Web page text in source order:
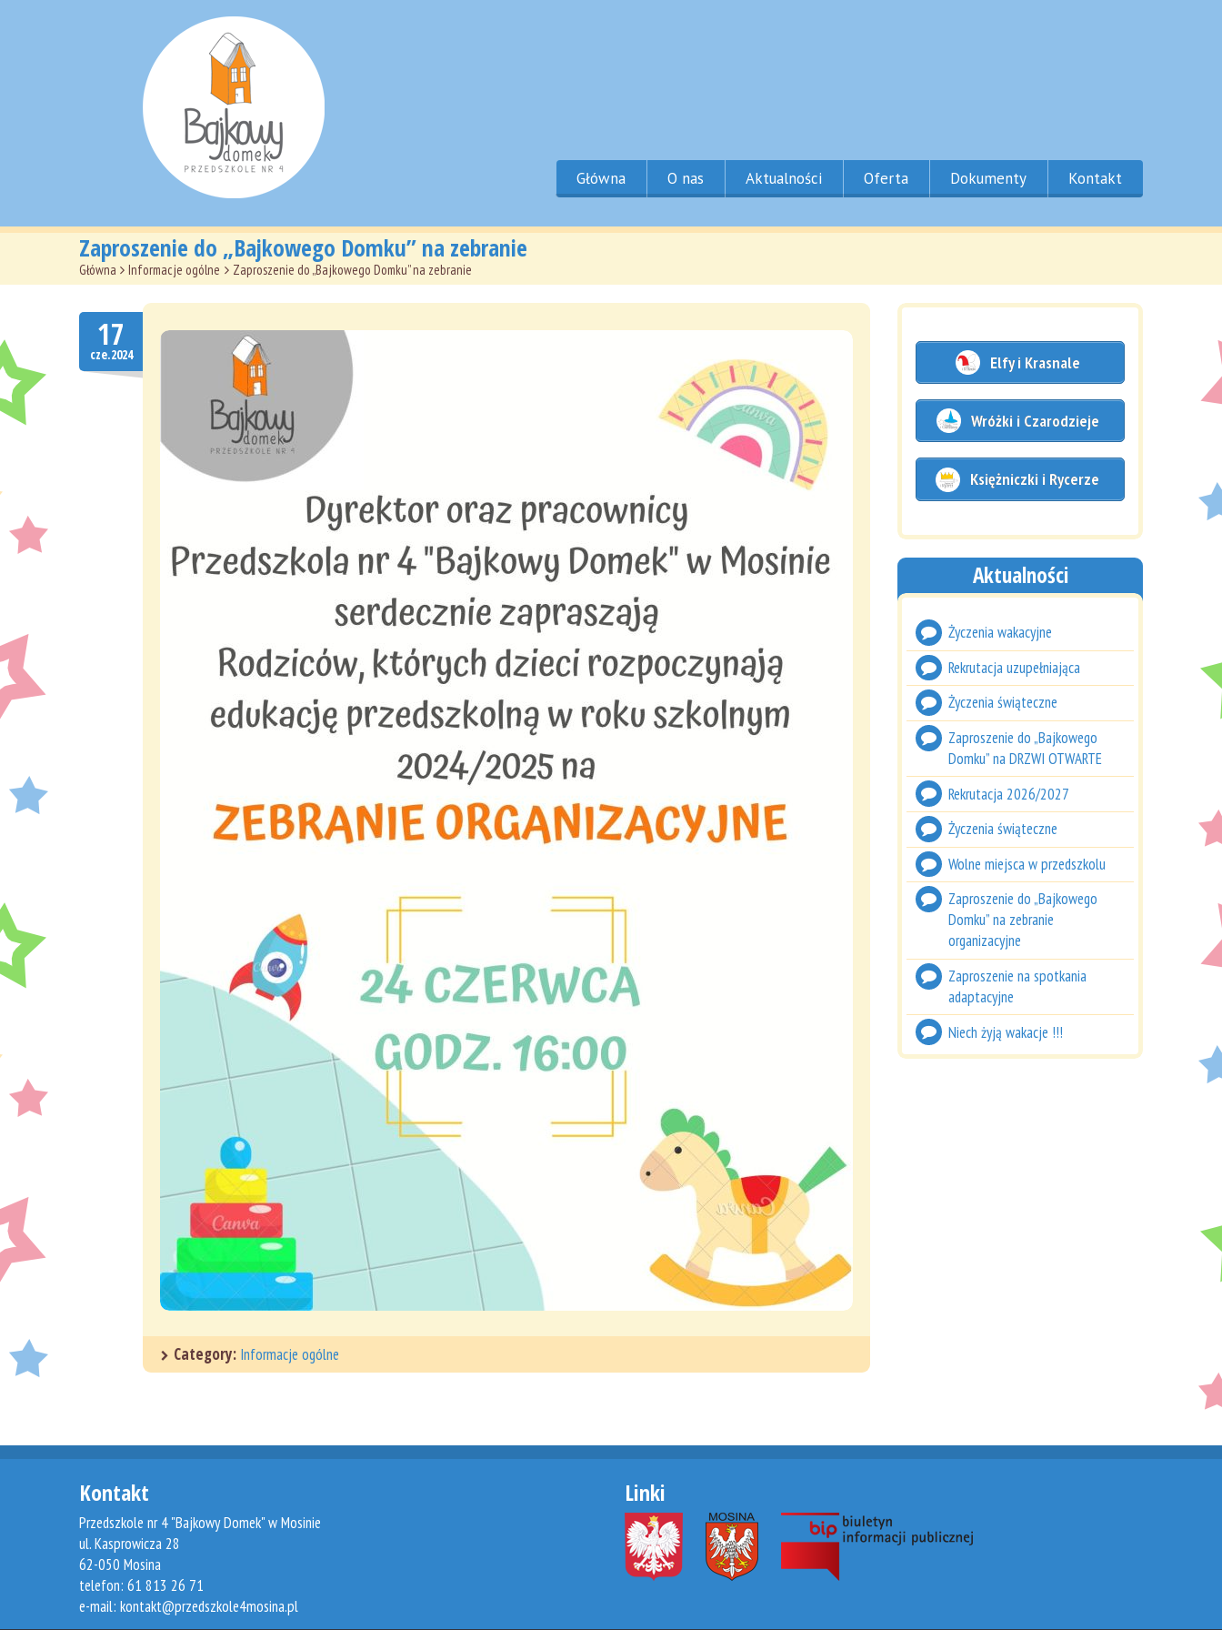
Główna O nas Aktualności Oferta Dokumenty Kontakt
Zaproszenie do „Bajkowego Domku” na zebranie
Główna > Informacje ogólne > Zaproszenie do „Bajkowego Domku” na zebranie
17
cze.2024
Category: Informacje ogólne
Elfy i Krasnale
Wróżki i Czarodzieje
Księżniczki i Rycerze
Aktualności
Życzenia wakacyjne
Rekrutacja uzupełniająca
Życzenia świąteczne
Zaproszenie do „Bajkowego
Domku” na DRZWI OTWARTE
Rekrutacja 2026/2027
Życzenia świąteczne
Wolne miejsca w przedszkolu
Zaproszenie do „Bajkowego
Domku” na zebranie
organizacyjne
Zaproszenie na spotkania
adaptacyjne
Niech żyją wakacje !!!
Kontakt
Przedszkole nr 4 "Bajkowy Domek" w Mosinie
ul. Kasprowicza 28
62-050 Mosina
telefon: 61 813 26 71
e-mail: kontakt@przedszkole4mosina.pl
Linki